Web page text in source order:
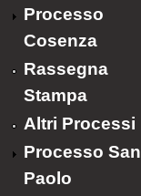
Processo
Cosenza
Rassegna
Stampa
Altri Processi
Processo San
Paolo